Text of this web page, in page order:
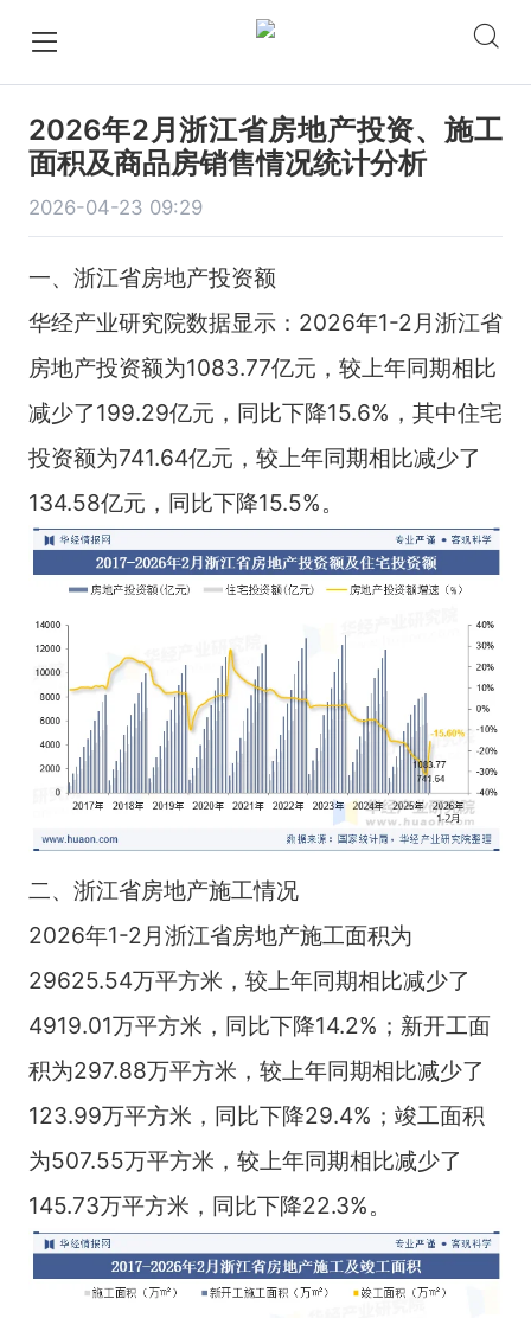
2026年2月浙江省房地产投资、施工
面积及商品房销售情况统计分析
2026-04-23 09:29
一、浙江省房地产投资额
华经产业研究院数据显示：2026年1-2月浙江省
房地产投资额为1083.77亿元，较上年同期相比
减少了199.29亿元，同比下降15.6%，其中住宅
投资额为741.64亿元，较上年同期相比减少了
134.58亿元，同比下降15.5%。
二、浙江省房地产施工情况
2026年1-2月浙江省房地产施工面积为
29625.54万平方米，较上年同期相比减少了
4919.01万平方米，同比下降14.2%；新开工面
积为297.88万平方米，较上年同期相比减少了
123.99万平方米，同比下降29.4%；竣工面积
为507.55万平方米，较上年同期相比减少了
145.73万平方米，同比下降22.3%。